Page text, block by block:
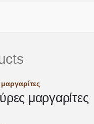
μαργαρίτες